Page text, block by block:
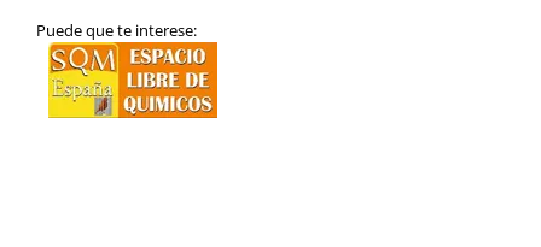
Puede que te interese: